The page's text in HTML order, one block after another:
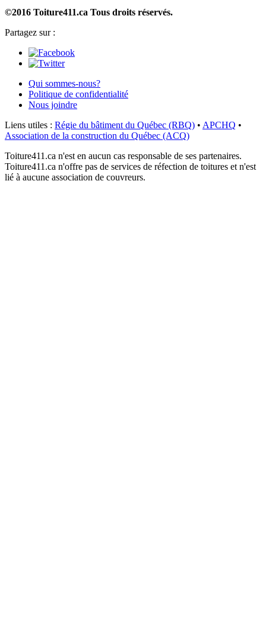
©2016 Toiture411.ca Tous droits réservés.
Partagez sur :
Qui sommes-nous?
Politique de confidentialité
Nous joindre
Liens utiles : Régie du bâtiment du Québec (RBQ) • APCHQ •
Association de la construction du Québec (ACQ)
Toiture411.ca n'est en aucun cas responsable de ses partenaires.
Toiture411.ca n'offre pas de services de réfection de toitures et n'est
lié à aucune association de couvreurs.